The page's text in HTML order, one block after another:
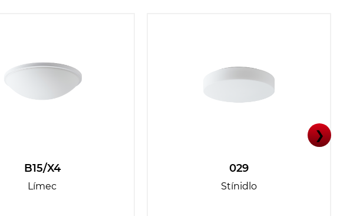
B15/X4
Límec
029
Stínidlo
❯